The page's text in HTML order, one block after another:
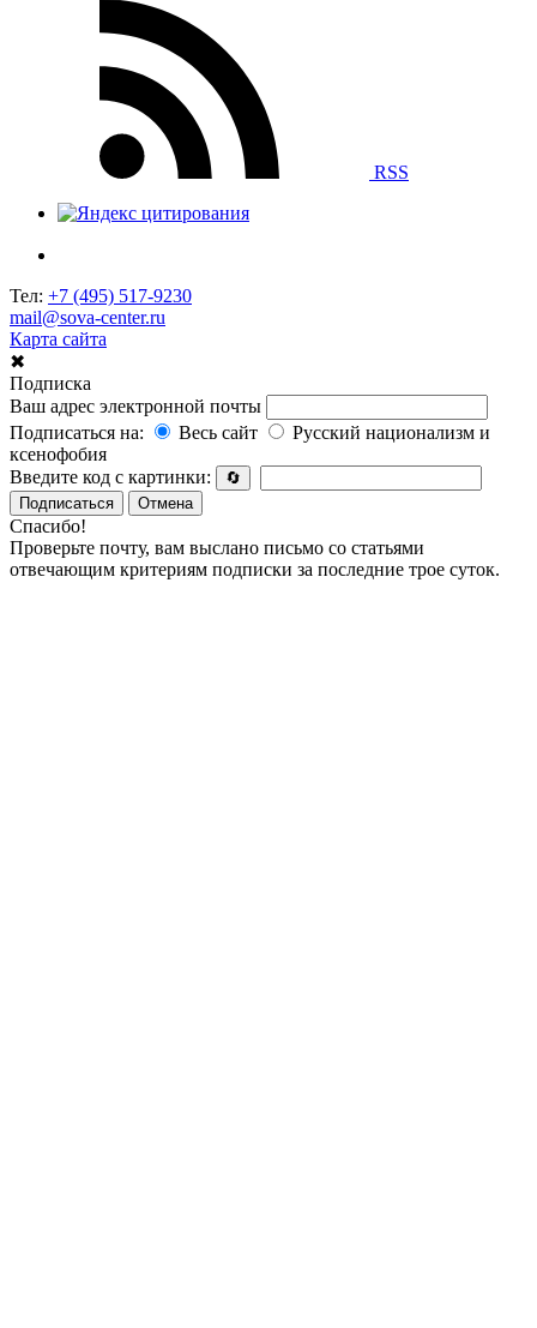
RSS
Тел: +7 (495) 517-9230
mail@sova-center.ru
Карта сайта
✖
Подписка
Ваш адрес электронной почты
Подписаться на:
Весь сайт
Русский национализм и
ксенофобия
Введите код с картинки:
🔄
Подписаться
Отмена
Спасибо!
Проверьте почту, вам выслано письмо со статьями
отвечающим критериям подписки за последние трое суток.